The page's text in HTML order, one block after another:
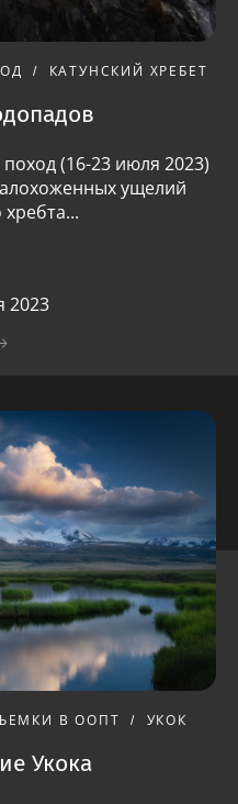
КАТУНСКИЙ ХРЕБЕТ
(16-23 июля 2023)
ущелий
хребта...
2023
В ООПТ УКОК
Укока